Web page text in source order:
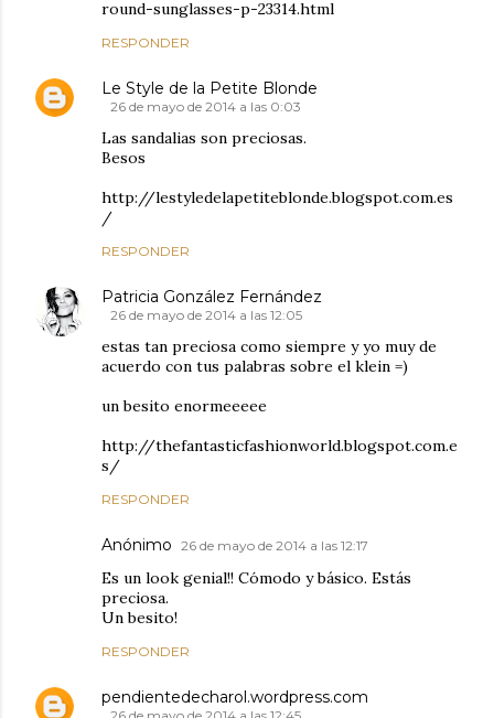
round-sunglasses-p-23314.html
RESPONDER
Le Style de la Petite Blonde
26 de mayo de 2014 a las 0:03
Las sandalias son preciosas.
Besos
http://lestyledelapetiteblonde.blogspot.com.es
/
RESPONDER
Patricia González Fernández
26 de mayo de 2014 a las 12:05
estas tan preciosa como siempre y yo muy de
acuerdo con tus palabras sobre el klein =)
un besito enormeeeee
http://thefantasticfashionworld.blogspot.com.e
s/
RESPONDER
Anónimo 26 de mayo de 2014 a las 12:17
Es un look genial!! Cómodo y básico. Estás
preciosa.
Un besito!
RESPONDER
pendientedecharol.wordpress.com